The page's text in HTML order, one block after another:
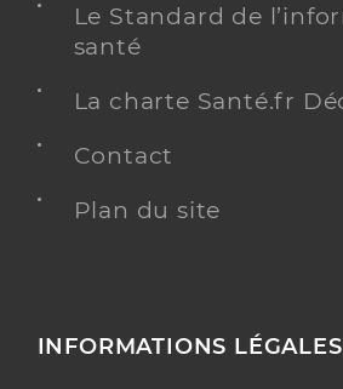
Le Standard de
santé
La charte Santé.fr
Contact
Plan du site
INFORMATIONS LÉGALES